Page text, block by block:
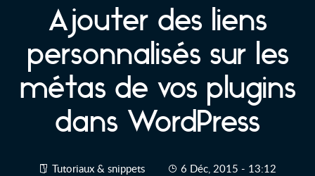
Ajouter des liens
personnalisés sur les
métas de vos plugins
dans WordPress
Tutoriaux & snippets
6 Déc, 2015 - 13:12